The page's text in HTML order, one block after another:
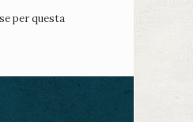
per questa